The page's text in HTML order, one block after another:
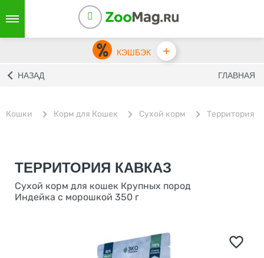
КЭШБЭК +
НАЗАД ГЛАВНАЯ
Кошки Корм для Кошек Сухой корм Территория
ТЕРРИТОРИЯ КАВКАЗ
Сухой корм для кошек Крупных пород
Индейка с морошкой 350 г